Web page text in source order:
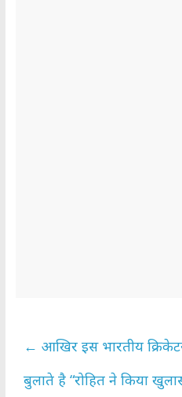
← आखिर इस भारतीय
बुलाते है “रोहित ने किया